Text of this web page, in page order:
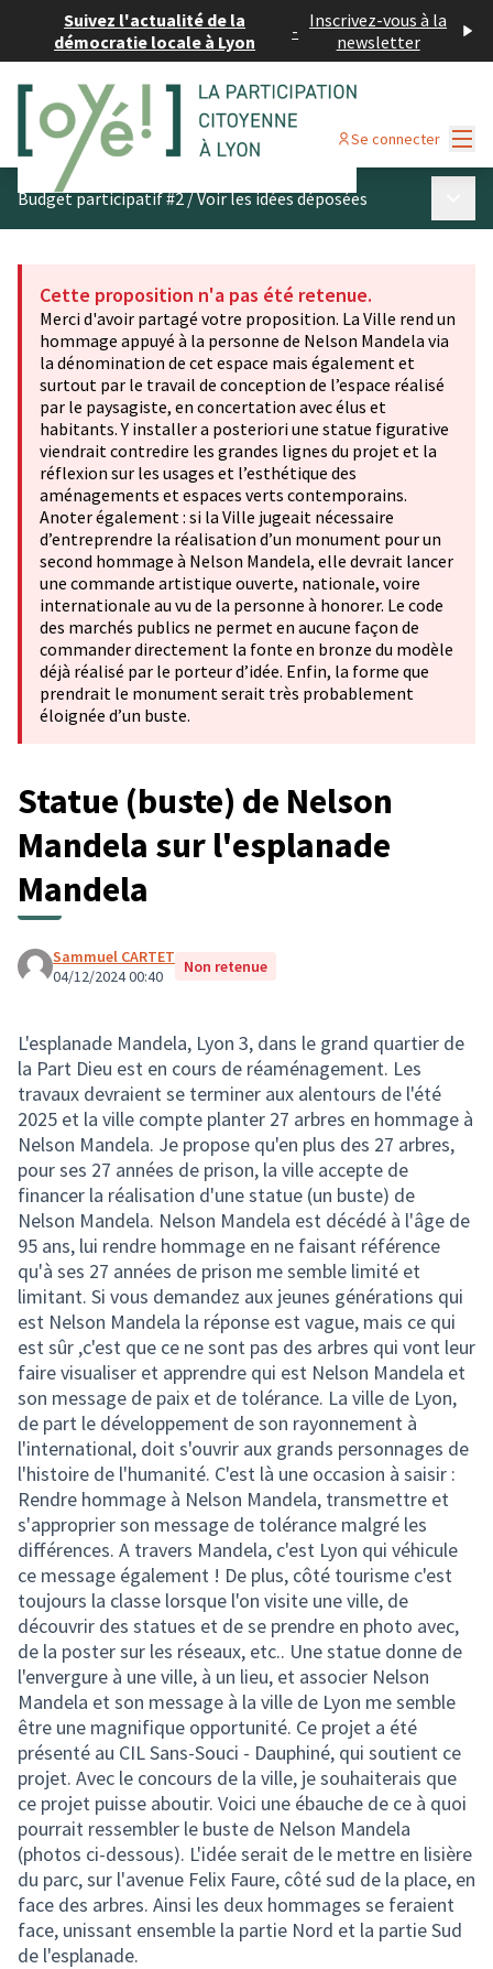
Suivez l'actualité de la
démocratie locale à Lyon
- Inscrivez-vous à la
newsletter
Se connecter
Budget participatif #2/Voir les idées déposées
Cette proposition n'a pas été retenue.
Merci d'avoir partagé votre proposition. La Ville rend un
hommage appuyé à la personne de Nelson Mandela via
la dénomination de cet espace mais également et
surtout par le travail de conception de l’espace réalisé
par le paysagiste, en concertation avec élus et
habitants. Y installer a posteriori une statue figurative
viendrait contredire les grandes lignes du projet et la
réflexion sur les usages et l’esthétique des
aménagements et espaces verts contemporains.
Anoter également : si la Ville jugeait nécessaire
d’entreprendre la réalisation d’un monument pour un
second hommage à Nelson Mandela, elle devrait lancer
une commande artistique ouverte, nationale, voire
internationale au vu de la personne à honorer. Le code
des marchés publics ne permet en aucune façon de
commander directement la fonte en bronze du modèle
déjà réalisé par le porteur d’idée. Enfin, la forme que
prendrait le monument serait très probablement
éloignée d’un buste.
Statue (buste) de Nelson
Mandela sur l'esplanade
Mandela
Sammuel CARTET
04/12/2024 00:40
Non retenue
L'esplanade Mandela, Lyon 3, dans le grand quartier de
la Part Dieu est en cours de réaménagement. Les
travaux devraient se terminer aux alentours de l'été
2025 et la ville compte planter 27 arbres en hommage à
Nelson Mandela. Je propose qu'en plus des 27 arbres,
pour ses 27 années de prison, la ville accepte de
financer la réalisation d'une statue (un buste) de
Nelson Mandela. Nelson Mandela est décédé à l'âge de
95 ans, lui rendre hommage en ne faisant référence
qu'à ses 27 années de prison me semble limité et
limitant. Si vous demandez aux jeunes générations qui
est Nelson Mandela la réponse est vague, mais ce qui
est sûr ,c'est que ce ne sont pas des arbres qui vont leur
faire visualiser et apprendre qui est Nelson Mandela et
son message de paix et de tolérance. La ville de Lyon,
de part le développement de son rayonnement à
l'international, doit s'ouvrir aux grands personnages de
l'histoire de l'humanité. C'est là une occasion à saisir :
Rendre hommage à Nelson Mandela, transmettre et
s'approprier son message de tolérance malgré les
différences. A travers Mandela, c'est Lyon qui véhicule
ce message également ! De plus, côté tourisme c'est
toujours la classe lorsque l'on visite une ville, de
découvrir des statues et de se prendre en photo avec,
de la poster sur les réseaux, etc.. Une statue donne de
l'envergure à une ville, à un lieu, et associer Nelson
Mandela et son message à la ville de Lyon me semble
être une magnifique opportunité. Ce projet a été
présenté au CIL Sans-Souci - Dauphiné, qui soutient ce
projet. Avec le concours de la ville, je souhaiterais que
ce projet puisse aboutir. Voici une ébauche de ce à quoi
pourrait ressembler le buste de Nelson Mandela
(photos ci-dessous). L'idée serait de le mettre en lisière
du parc, sur l'avenue Felix Faure, côté sud de la place, en
face des arbres. Ainsi les deux hommages se feraient
face, unissant ensemble la partie Nord et la partie Sud
de l'esplanade.